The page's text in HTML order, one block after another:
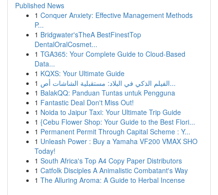
Published News
1 Conquer Anxiety: Effective Management Methods
P...
1 Bridgwater'sTheA BestFinestTop
DentalOralCosmet...
1 TGA365: Your Complete Guide to Cloud-Based
Data...
1 KQXS: Your Ultimate Guide
1
الفيلم الذكي في البلاد: مستقبلية الشاشات أص...
1 BalakQQ: Panduan Tuntas untuk Pengguna
1 Fantastic Deal Don't Miss Out!
1 Noida to Jaipur Taxi: Your Ultimate Trip Guide
1 {Cebu Flower Shop: Your Guide to the Best Flori...
1 Permanent Permit Through Capital Scheme : Y...
1 Unleash Power : Buy a Yamaha VF200 VMAX SHO
Today!
1 South Africa's Top A4 Copy Paper Distributors
1 Catfolk Disciples A Animalistic Combatant's Way
1 The Alluring Aroma: A Guide to Herbal Incense